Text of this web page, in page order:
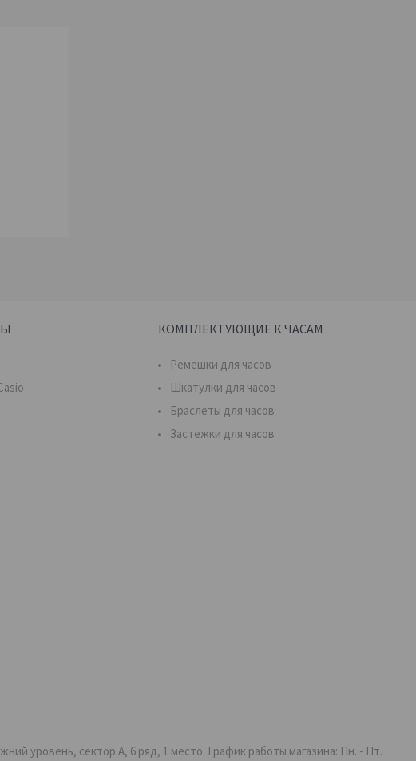
КОМПЛЕКТУЮЩИЕ К ЧАСАМ
Ремешки для часов
Шкатулки для часов
Браслеты для часов
Застежки для часов
уровень, сектор А, 6 ряд, 1 место. График работы магазина: Пн. - Пт.